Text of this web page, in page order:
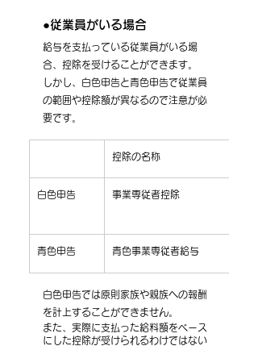
●従業員がいる場合
給与を支払っている従業員がいる場
合、控除を受けることができます。
しかし、白色申告と青色申告で従業員
の範囲や控除額が異なるので注意が必
要です。
控除の名称
​白色申告 ​事業専従者控除
​青色申告 ​青色事業専従者給与
白色申告では原則家族や親族への報酬
を計上することができません。
また、実際に支払った給料額をベース
にした控除が受けられるわけではない